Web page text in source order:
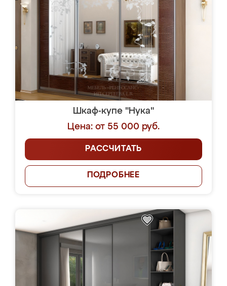
Шкаф-купе "Нука"
Цена: от 55 000 руб.
РАССЧИТАТЬ
ПОДРОБНЕЕ